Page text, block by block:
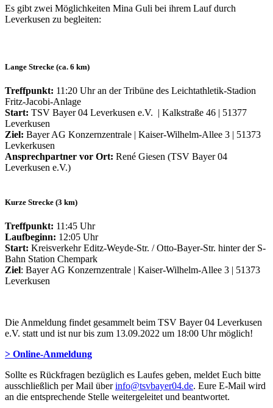
Es gibt zwei Möglichkeiten Mina Guli bei ihrem Lauf durch
Leverkusen zu begleiten:
Lange Strecke (ca. 6 km)
Treffpunkt: 11:20 Uhr an der Tribüne des Leichtathletik-Stadion
Fritz-Jacobi-Anlage
Start: TSV Bayer 04 Leverkusen e.V. | Kalkstraße 46 | 51377
Leverkusen
Ziel: Bayer AG Konzernzentrale | Kaiser-Wilhelm-Allee 3 | 51373
Levkerkusen
Ansprechpartner vor Ort: René Giesen (TSV Bayer 04
Leverkusen e.V.)
Kurze Strecke (3 km)
Treffpunkt: 11:45 Uhr
Laufbeginn: 12:05 Uhr
Start: Kreisverkehr Editz-Weyde-Str. / Otto-Bayer-Str. hinter der S-
Bahn Station Chempark
Ziel: Bayer AG Konzernzentrale | Kaiser-Wilhelm-Allee 3 | 51373
Leverkusen
Die Anmeldung findet gesammelt beim TSV Bayer 04 Leverkusen
e.V. statt und ist nur bis zum 13.09.2022 um 18:00 Uhr möglich!
> Online-Anmeldung
Sollte es Rückfragen bezüglich es Laufes geben, meldet Euch bitte
ausschließlich per Mail überinfo@tsvbayer04.de. Eure E-Mail wird
an die entsprechende Stelle weitergeleitet und beantwortet.